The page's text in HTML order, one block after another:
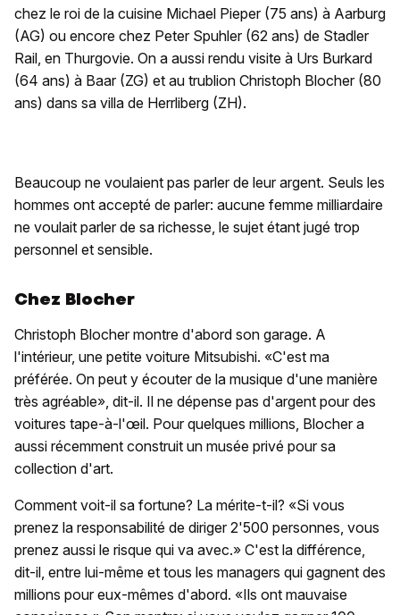
chez le roi de la cuisine Michael Pieper (75 ans) à Aarburg
(AG) ou encore chez Peter Spuhler (62 ans) de Stadler
Rail, en Thurgovie. On a aussi rendu visite à Urs Burkard
(64 ans) à Baar (ZG) et au trublion Christoph Blocher (80
ans) dans sa villa de Herrliberg (ZH).
Beaucoup ne voulaient pas parler de leur argent. Seuls les
hommes ont accepté de parler: aucune femme milliardaire
ne voulait parler de sa richesse, le sujet étant jugé trop
personnel et sensible.
Chez Blocher
Christoph Blocher montre d'abord son garage. A
l'intérieur, une petite voiture Mitsubishi. «C'est ma
préférée. On peut y écouter de la musique d'une manière
très agréable», dit-il. Il ne dépense pas d'argent pour des
voitures tape-à-l'œil. Pour quelques millions, Blocher a
aussi récemment construit un musée privé pour sa
collection d'art.
Comment voit-il sa fortune? La mérite-t-il? «Si vous
prenez la responsabilité de diriger 2'500 personnes, vous
prenez aussi le risque qui va avec.» C'est la différence,
dit-il, entre lui-même et tous les managers qui gagnent des
millions pour eux-mêmes d'abord. «Ils ont mauvaise